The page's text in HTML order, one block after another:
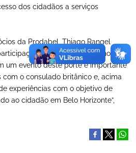
dos cidadãos a serviços
da Prodabel, Thiago Rangel
da capital mineira no
um evento deste porte é importante
o consulado britânico e, acima
experiências com o objetivo de
ao cidadão em Belo Horizonte”,